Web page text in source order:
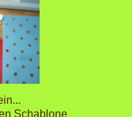
Schablone